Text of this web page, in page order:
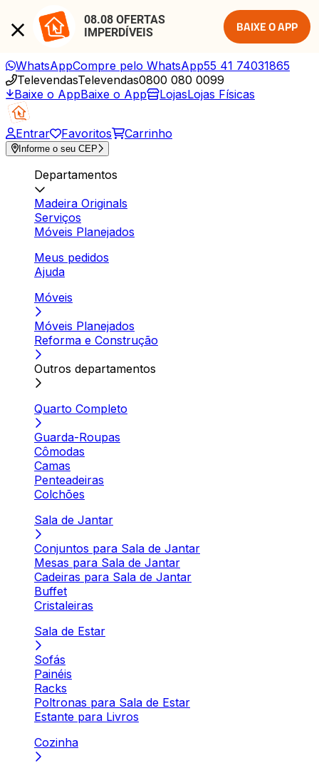
08.08 OFERTAS
IMPERDÍVEIS
BAIXE O APP
WhatsAppCompre pelo WhatsApp55 41 74031865
TelevendasTelevendas0800 080 0099
Baixe o AppBaixe o App LojasLojas Físicas
Entrar Favoritos Carrinho
Informe o seu CEP
Departamentos
Madeira Originals
Serviços
Móveis Planejados
Meus pedidos
Ajuda
Móveis
Móveis Planejados
Reforma e Construção
Outros departamentos
Quarto Completo
Guarda-Roupas
Cômodas
Camas
Penteadeiras
Colchões
Sala de Jantar
Conjuntos para Sala de Jantar
Mesas para Sala de Jantar
Cadeiras para Sala de Jantar
Buffet
Cristaleiras
Sala de Estar
Sofás
Painéis
Racks
Poltronas para Sala de Estar
Estante para Livros
Cozinha